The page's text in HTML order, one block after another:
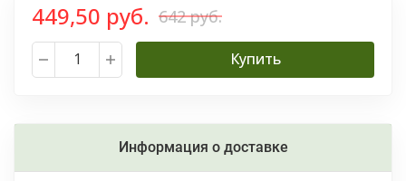
449,50 руб. 642 руб.
Купить
Информация о доставке